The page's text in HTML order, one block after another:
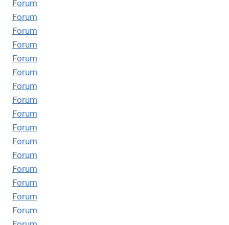
Forum
Forum
Forum
Forum
Forum
Forum
Forum
Forum
Forum
Forum
Forum
Forum
Forum
Forum
Forum
Forum